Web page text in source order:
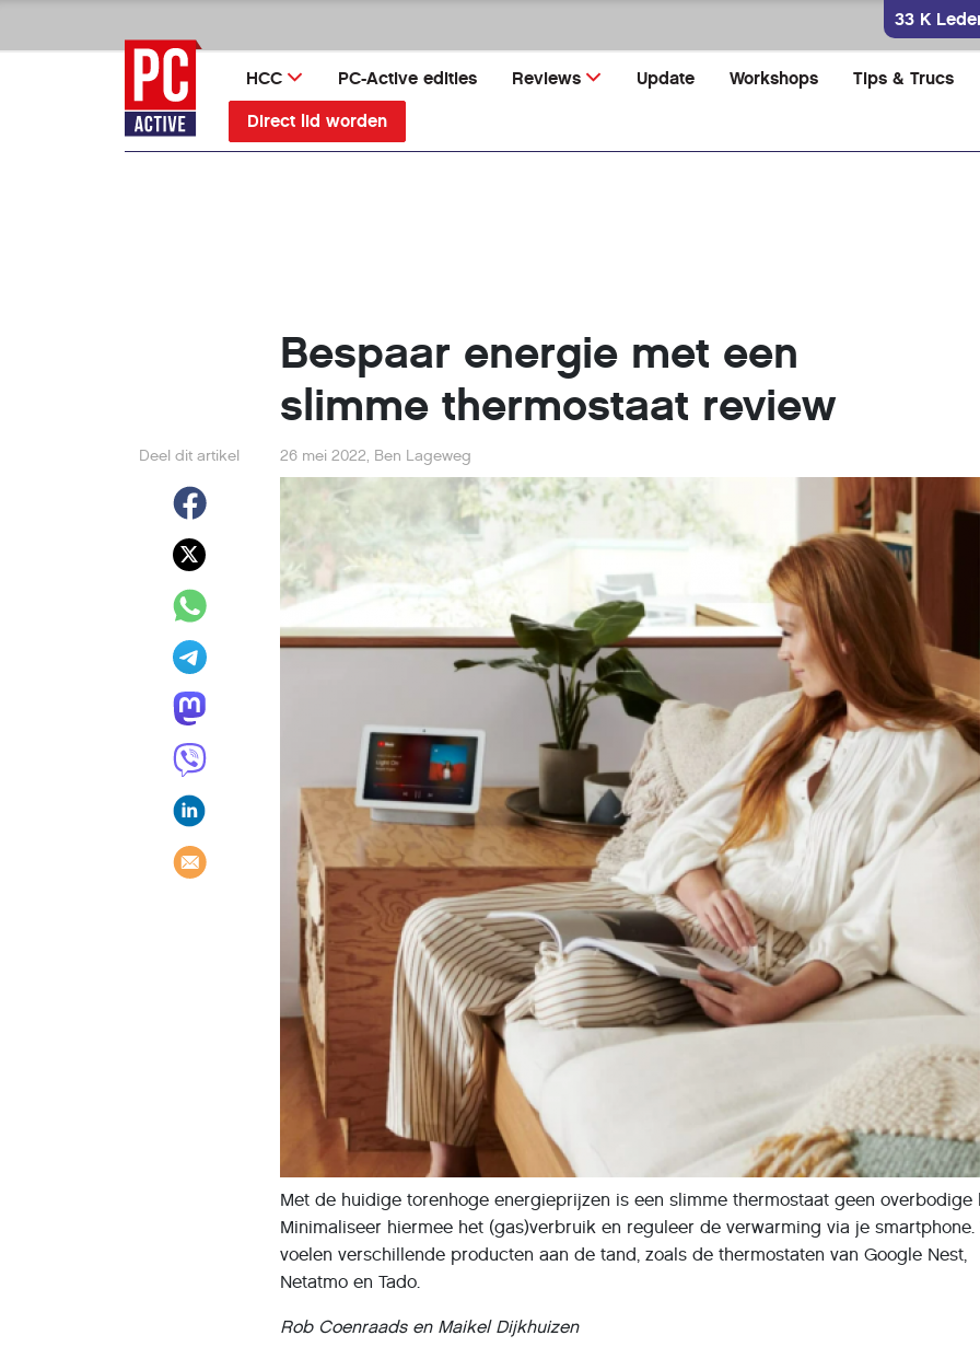
direct
naar
inhoud
33 K
HCC PC-Active edities Reviews Update Workshops Tips & Trucs
Direct lid worden
Bespaar energie met een
slimme thermostaat review
Deel dit artikel 26 mei 2022, Ben Lageweg
Met de huidige torenhoge energieprijzen is een slimme thermostaat geen overbodige
Minimaliseer hiermee het (gas)verbruik en reguleer de verwarming via je smartphone.
voelen verschillende producten aan de tand, zoals de thermostaten van Google Nest,
Netatmo en Tado.
Rob Coenraads en Maikel Dijkhuizen